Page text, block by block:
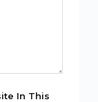
In This